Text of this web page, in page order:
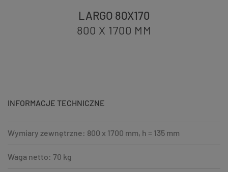
LARGO 80X170
800 X 1700 MM
INFORMACJE TECHNICZNE
Wymiary zewnętrzne: 800 x 1700 mm, h = 135 mm
Waga netto: 70 kg